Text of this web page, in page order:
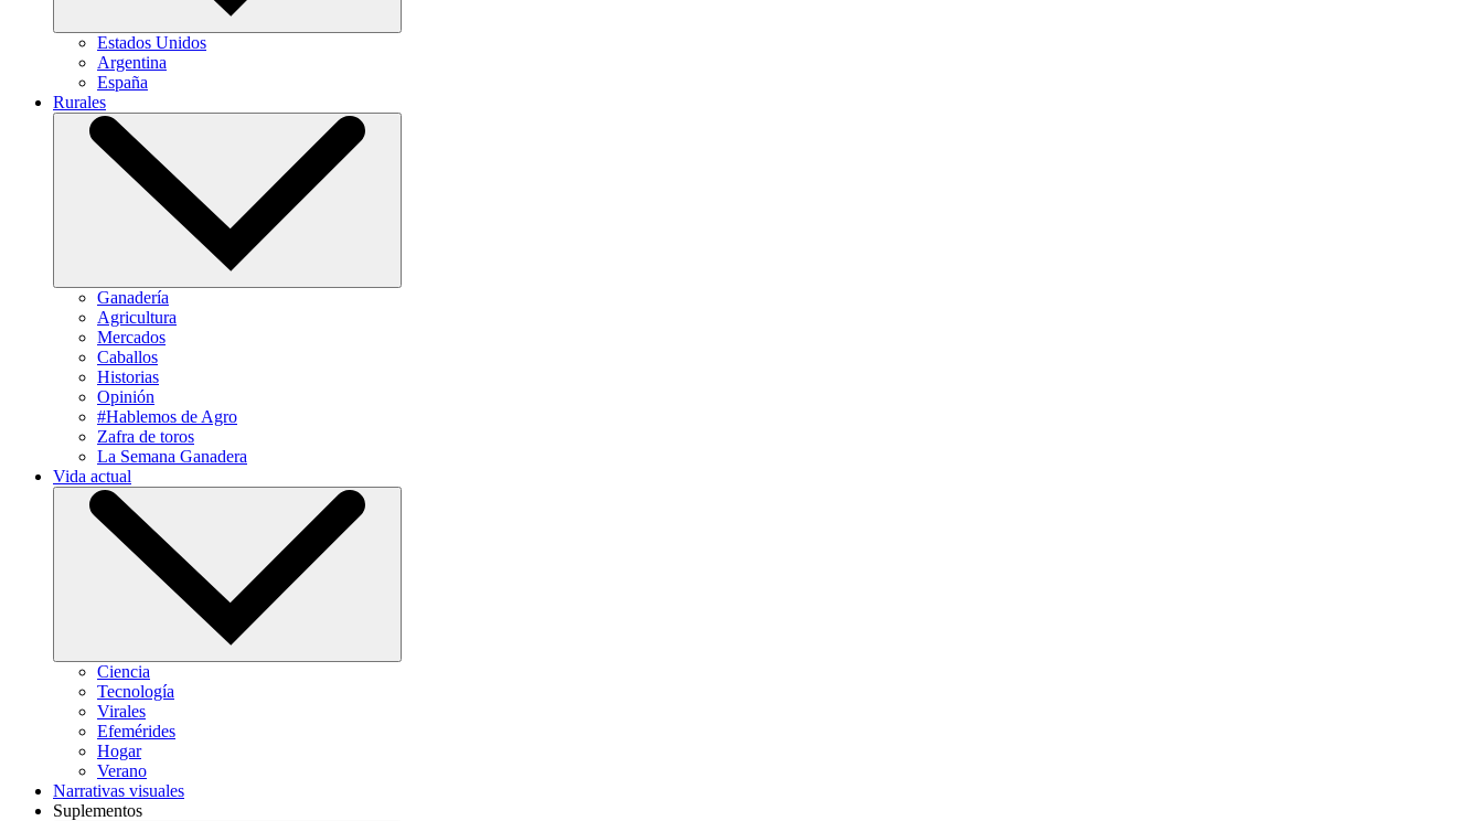
Estados Unidos
Argentina
España
Rurales
Ganadería
Agricultura
Mercados
Caballos
Historias
Opinión
#Hablemos de Agro
Zafra de toros
La Semana Ganadera
Vida actual
Ciencia
Tecnología
Virales
Efemérides
Hogar
Verano
Narrativas visuales
Suplementos